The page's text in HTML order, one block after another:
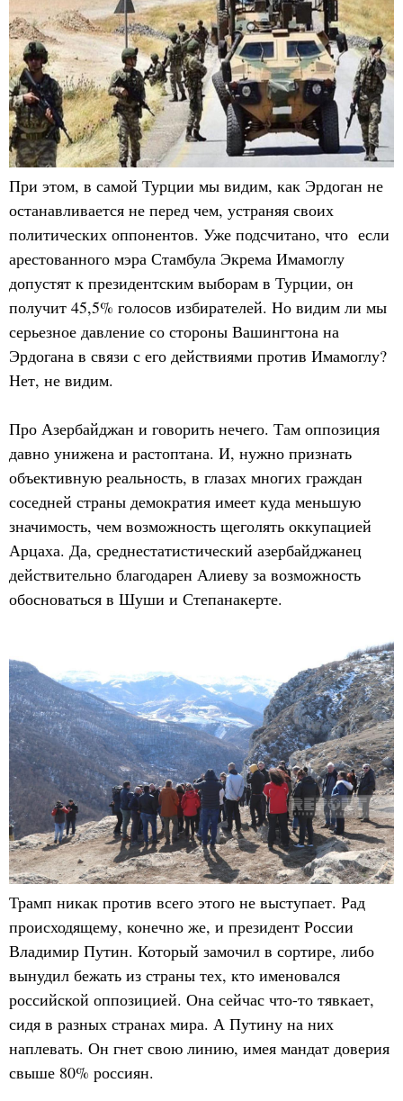
При этом, в самой Турции мы видим, как Эрдоган не
останавливается не перед чем, устраняя своих
политических оппонентов. Уже подсчитано, что если
арестованного мэра Стамбула Экрема Имамоглу
допустят к президентским выборам в Турции, он
получит 45,5% голосов избирателей. Но видим ли мы
серьезное давление со стороны Вашингтона на
Эрдогана в связи с его действиями против Имамоглу?
Нет, не видим.
Про Азербайджан и говорить нечего. Там оппозиция
давно унижена и растоптана. И, нужно признать
объективную реальность, в глазах многих граждан
соседней страны демократия имеет куда меньшую
значимость, чем возможность щеголять оккупацией
Арцаха. Да, среднестатистический азербайджанец
действительно благодарен Алиеву за возможность
обосноваться в Шуши и Степанакерте.
Трамп никак против всего этого не выступает. Рад
происходящему, конечно же, и президент России
Владимир Путин. Который замочил в сортире, либо
вынудил бежать из страны тех, кто именовался
российской оппозицией. Она сейчас что-то тявкает,
сидя в разных странах мира. А Путину на них
наплевать. Он гнет свою линию, имея мандат доверия
свыше 80% россиян.